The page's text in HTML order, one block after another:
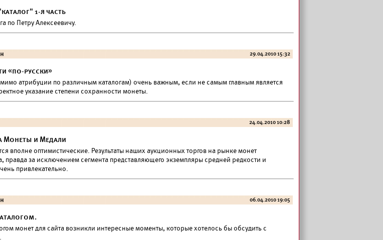
1-я часть
по Петру Алексеевичу.
29.04.2010 15:32
«по-русски»
атрибуции по различным каталогам) очень важным, если не самым главным является
указание степени сохранности монеты.
24.04.2010 10:28
Монеты и Медали
вполне оптимистические. Результаты наших аукционных торгов на рынке монет
правда за исключением сегмента представляющего экземпляры средней редкости и
привлекательно.
06.04.2010 19:05
монет для сайта возникли интересные моменты, которые хотелось бы обсудить с